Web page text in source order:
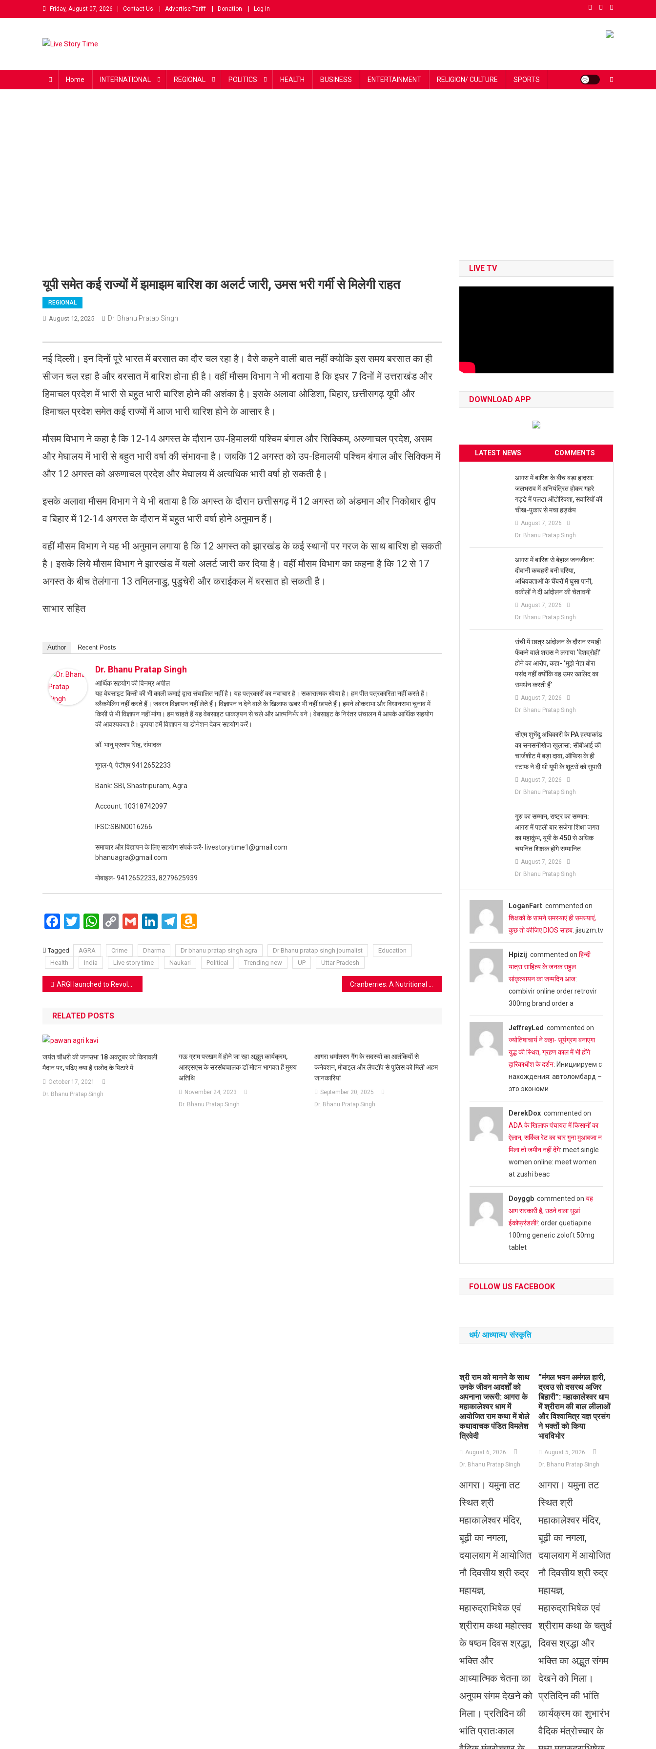
to
Friday, August 07, 2026 Contact Us Advertise Tariff Donation Log In
Home INTERNATIONAL REGIONAL POLITICS HEALTH BUSINESS ENTERTAINMENT RELIGION/ CULTURE SPORTS
यूपी समेत कई राज्यों में झमाझम बारिश का अलर्ट जारी, उमस भरी गर्मी से मिलेगी राहत
REGIONAL
August 12, 2025 Dr. Bhanu Pratap Singh
नई दिल्ली। इन दिनों पूरे भारत में बरसात का दौर चल रहा है। वैसे कहने वाली बात नहीं क्योकि इस समय बरसात का ही
सीजन चल रहा है और बरसात में बारिश होना ही है। वहीं मौसम विभाग ने भी बताया है कि इधर 7 दिनों में उत्तराखंड और
हिमाचल प्रदेश में भारी से बहुत भारी बारिश होने की अशंका है। इसके अलावा ओडिशा, बिहार, छत्तीसगढ़ यूपी और
हिमाचल प्रदेश समेत कई राज्यों में आज भारी बारिश होने के आसार है।
मौसम विभाग ने कहा है कि 12-14 अगस्त के दौरान उप-हिमालयी पश्चिम बंगाल और सिक्किम, अरुणाचल प्रदेश, असम
और मेघालय में भारी से बहुत भारी वर्षा की संभावना है। जबकि 12 अगस्त को उप-हिमालयी पश्चिम बंगाल और सिक्किम में
और 12 अगस्त को अरुणाचल प्रदेश और मेघालय में अत्यधिक भारी वर्षा हो सकती है।
इसके अलावा मौसम विभाग ने ये भी बताया है कि अगस्त के दौरान छत्तीसगढ़ में 12 अगस्त को अंडमान और निकोबार द्वीप
व बिहार में 12-14 अगस्त के दौरान में बहुत भारी वर्षा होने अनुमान हैं।
वहीं मौसम विभाग ने यह भी अनुमान लगाया है कि 12 अगस्त को झारखंड के कई स्थानों पर गरज के साथ बारिश हो सकती
है। इसके लिये मौसम विभाग ने झारखंड में यलो अलर्ट जारी कर दिया है। वहीं मौसम विभाग का कहना है कि 12 से 17
अगस्त के बीच तेलंगाना 13 तमिलनाडु, पुडुचेरी और कराईकल में बरसात हो सकती है।
साभार सहित
Author Recent Posts
Dr. Bhanu Pratap Singh
आर्थिक सहयोग की विनम्र अपील
यह वेबसाइट किसी की भी काली कमाई द्वारा संचालित नहीं है। यह पत्रकारों का नवाचार है। सकारात्मक रवैया है। हम पीत पत्रकारिता नहीं करते हैं।
ब्लैकमेलिंग नहीं करते हैं। जबरन विज्ञापन नहीं लेते हैं। विज्ञापन न देने वाले के खिलाफ खबर भी नहीं छापते हैं। हमने लोकसभा और विधानसभा चुनाव में
किसी से भी विज्ञापन नहीं मांगा। हम चाहते हैं यह वेबसाइट धाकड़पन से चले और आत्मनिर्भर बने। वेबसाइट के निरंतर संचालन में आपके आर्थिक सहयोग
की आवश्यकता है। कृपया हमें विज्ञापन या डोनेशन देकर सहयोग करें।
डॉ. भानु प्रताप सिंह, संपादक
गूगल-पे, पेटीएम 9412652233
Bank: SBI, Shastripuram, Agra
Account: 10318742097
IFSC:SBIN0016266
समाचार और विज्ञापन के लिए सहयोग संपर्क करें- livestorytime1@gmail.com
bhanuagra@gmail.com
मोबाइल- 9412652233, 8279625939
Facebook
Twitter
WhatsApp
CopyGmailLinkedIn
Telegram
List
Tagged AGRA Crime Dharma Dr bhanu pratap singh agra Dr Bhanu pratap singh journalist
Education
Health
India Live story time Naukari Political Trending new UP Uttar Pradesh
Post
navigation
ARGI launched to Revolutionise Fertility Care in India with Precision Immunogenetics
RELATED POSTS
जयंत चौधरी की जनसभा 18 अक्टूबर को किरावली
मैदान पर, पढ़िए क्या है रालोद के पिटारे में
October 17, 2021
Dr. Bhanu Pratap Singh
गऊ ग्राम परखम में होने जा रहा अद्भुत कार्यक्रम,
आरएसएस के सरसंघचालक डॉ मोहन भागवत हैं मुख्य
अतिथि
November 24, 2023
Dr. Bhanu Pratap Singh
आगरा धर्मांतरण गैंग के सदस्यों का आतंकियों से
कनेक्शन, मोबाइल और लैपटॉप से पुलिस को मिली अहम
जानकारियां
September 20, 2025
Dr. Bhanu Pratap Singh
LIVE TV
DOWNLOAD APP
LATEST NEWS COMMENTS
आगरा में बारिश के बीच बड़ा हादसा:
जलभराव में अनियंत्रित होकर गहरे
गड्ढे में पलटा ऑटोरिक्शा, सवारियों की
चीख-पुकार से मचा हड़कंप
August 7, 2026
Dr. Bhanu Pratap Singh
आगरा में बारिश से बेहाल जनजीवन:
दीवानी कचहरी बनी दरिया,
अधिवक्ताओं के चैंबरों में घुसा पानी,
वकीलों ने दी आंदोलन की चेतावनी
August 7, 2026
Dr. Bhanu Pratap Singh
रांची में छात्र आंदोलन के दौरान स्याही
फेंकने वाले शख्स ने लगाया ‘देशद्रोही’
होने का आरोप, कहा- ‘मुझे नेहा बोरा
पसंद नहीं क्योंकि वह उमर खालिद का
समर्थन करती हैं’
August 7, 2026
Dr. Bhanu Pratap Singh
सीएम शुभेंदु अधिकारी के PA हत्याकांड
का सनसनीखेज खुलासा: सीबीआई की
चार्जशीट में बड़ा दावा, ऑफिस के ही
स्टाफ ने दी थी यूपी के शूटरों को सुपारी
August 7, 2026
Dr. Bhanu Pratap Singh
​गुरु का सम्मान, राष्ट्र का सम्मान:
आगरा में पहली बार सजेगा शिक्षा जगत
का महाकुंभ, यूपी के 450 से अधिक
चयनित शिक्षक होंगे सम्मानित
August 7, 2026
Dr. Bhanu Pratap Singh
LoganFartcommented on
शिक्षकों के सामने समस्याएं ही समस्याएं,
कुछ तो कीजिए DIOS साहब: jisuzm.tv
Hpizij commented on हिन्दी
यात्रा साहित्य के जनक राहुल
सांकृत्यायन का जन्‍मदिन आज:
combivir online order retrovir
300mg brand order a
JeffreyLed commented on
ज्योतिषाचार्य ने कहा- सूर्यग्रण बनाएगा
युद्ध की स्थित, ग्रहण काल में भी होंगे
द्वारिकाधीश के दर्शन: Инициируем с
нахождения: автоломбард –
это экономи
DerekDoxcommented on
ADA के खिलाफ पंचायत में किसानों का
ऐलान, सर्किल रेट का चार गुना मुआवजा न
मिला तो जमीन नहीं देंगे: meet single
women online: meet women
at zushi beac
Doyggbcommented on यह
आग सरकारी है, उठने वाला धुआं
ईकोफ्रंडली!: order quetiapine
100mg generic zoloft 50mg
tablet
FOLLOW US FACEBOOK
धर्म/ आध्‍यात्‍म/ संस्‍कृति
​श्री राम को मानने के साथ
उनके जीवन आदर्शों को
अपनाना जरूरी: आगरा के
महाकालेश्वर धाम में
आयोजित राम कथा में बोले
कथावाचक पंडित विमलेश
त्रिवेदी
August 6, 2026
Dr. Bhanu Pratap Singh
आगरा। यमुना तट
स्थित श्री
महाकालेश्वर मंदिर,
बूढ़ी का नगला,
दयालबाग में आयोजित
नौ दिवसीय श्री रुद्र
महायज्ञ,
महारुद्राभिषेक एवं
श्रीराम कथा महोत्सव
के षष्ठम दिवस श्रद्धा,
भक्ति और
आध्यात्मिक चेतना का
अनुपम संगम देखने को
मिला। प्रतिदिन की
भांति प्रातःकाल
​”मंगल भवन अमंगल हारी,
द्रवउ सो दसरथ अजिर
बिहारी”: महाकालेश्वर धाम
में श्रीराम की बाल लीलाओं
और विश्वामित्र यज्ञ प्रसंग
ने भक्तों को किया
भावविभोर
August 5, 2026
Dr. Bhanu Pratap Singh
आगरा। यमुना तट
स्थित श्री
महाकालेश्वर मंदिर,
बूढ़ी का नगला,
दयालबाग में आयोजित
नौ दिवसीय श्री रुद्र
महायज्ञ,
महारुद्राभिषेक एवं
श्रीराम कथा के चतुर्थ
दिवस श्रद्धा और
भक्ति का अद्भुत संगम
देखने को मिला।
प्रतिदिन की भांति
कार्यक्रम का शुभारंभ
वैदिक मंत्रोच्चार के